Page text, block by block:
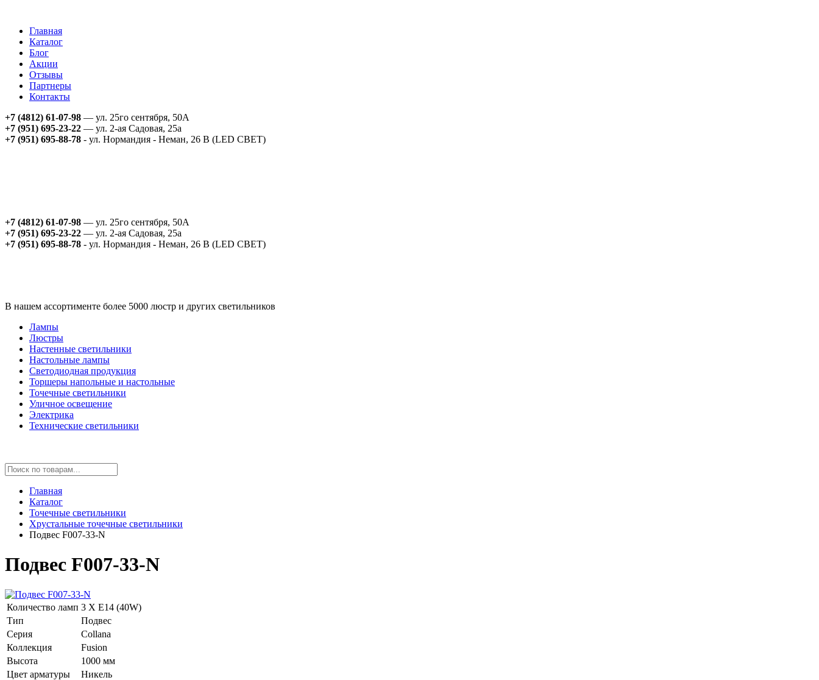
Главная
Каталог
Блог
Акции
Отзывы
Партнеры
Контакты
+7 (4812) 61-07-98 — ул. 25го сентября, 50А
+7 (951) 695-23-22 — ул. 2-ая Садовая, 25а
+7 (951) 695-88-78 - ул. Нормандия - Неман, 26 В (LED СВЕТ)
+7 (4812) 61-07-98 — ул. 25го сентября, 50А
+7 (951) 695-23-22 — ул. 2-ая Садовая, 25а
+7 (951) 695-88-78 - ул. Нормандия - Неман, 26 В (LED СВЕТ)
В нашем ассортименте более 5000 люстр и других светильников
Лампы
Люстры
Настенные светильники
Настольные лампы
Светодиодная продукция
Торшеры напольные и настольные
Точечные светильники
Уличное освещение
Электрика
Технические светильники
Главная
Каталог
Точечные светильники
Хрустальные точечные светильники
Подвес F007-33-N
Подвес F007-33-N
Количество ламп 3 Х E14 (40W)
Тип
Подвес
Серия
Collana
Коллекция
Fusion
Высота
1000 мм
Цвет арматуры
Никель